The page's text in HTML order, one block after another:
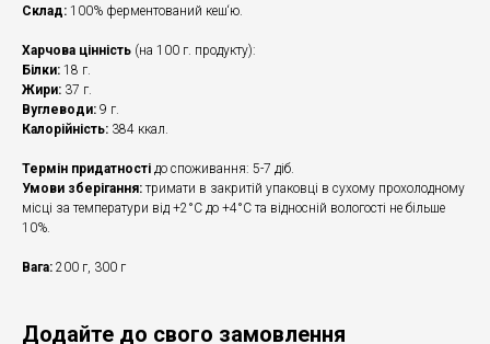
Склад: 100% ферментований кеш‘ю.
Харчова цінність (на 100 г. продукту):
Білки: 18 г.
Жири: 37 г.
Вуглеводи: 9 г.
Калорійність: 384 ккал.
Термін придатності до споживання: 5-7 діб.
Умови зберігання: тримати в закритій упаковці в сухому прохолодному
місці за температури від +2°С до +4°С та відносній вологості не більше
10%.
Вага: 200 г, 300 г
Додайте до свого замовлення